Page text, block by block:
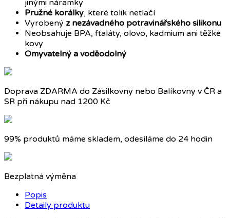
jinými náramky
Pružné korálky, které tolik netlačí
Vyrobený z nezávadného potravinářského silikonu
Neobsahuje BPA, ftaláty, olovo, kadmium ani těžké
kovy
Omyvatelný a voděodolný
Doprava ZDARMA do Zásilkovny nebo Balíkovny v ČR a
SR při nákupu nad 1200 Kč
99% produktů máme skladem, odesíláme do 24 hodin
Bezplatná výměna
Popis
Detaily produktu